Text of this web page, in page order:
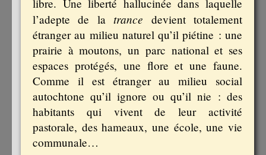
libre. Une liberté hallucinée dans laquelle
l’adepte de latrance devient totalement
étranger au milieu naturel qu’il piétine : une
prairie à moutons, un parc national et ses
espaces protégés, une flore et une faune.
Comme il est étranger au milieu social
autochtone qu’il ignore ou qu’il nie : des
habitants qui vivent de leur activité
pastorale, des hameaux, une école, une vie
communale…